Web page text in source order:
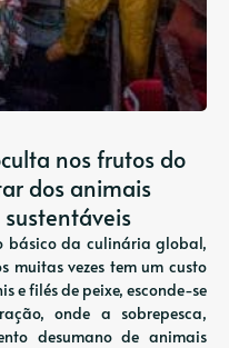
nos frutos do
dos animais
básico da culinária global,
muitas vezes tem um custo
e filés de peixe, esconde-se
onde a sobrepesca,
desumano de animais